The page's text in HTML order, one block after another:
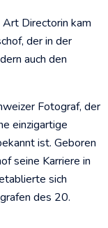
Art Directorin kam
der in der
auch den
Fotograf, der
einzigartige
ist. Geboren
seine Karriere in
sich
des 20.